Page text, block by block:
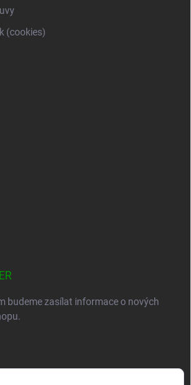
(cookies)
budeme zasílat informace o nových